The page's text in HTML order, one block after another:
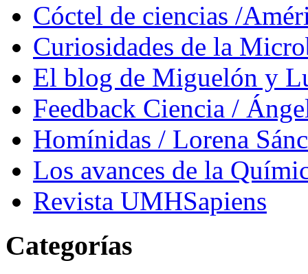
Cóctel de ciencias /
Curiosidades de la
El blog de Miguelón y
Feedback Ciencia /
Homínidas / Lorena
Los avances de la
Revista UMHSapiens
Categorías